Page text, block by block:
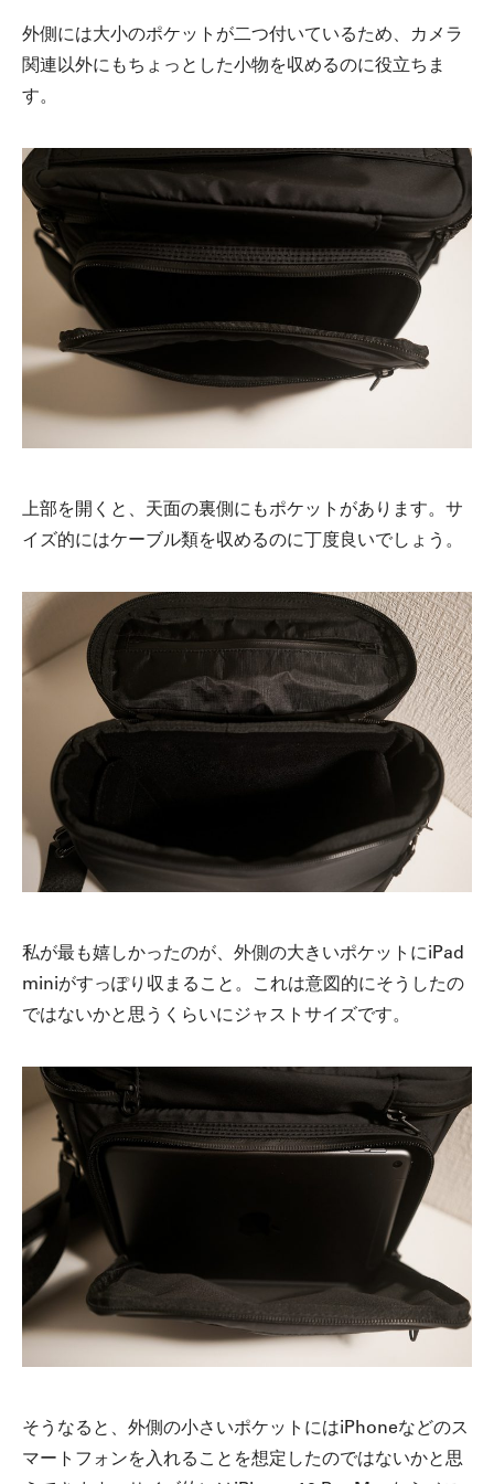
外側には大小のポケットが二つ付いているため、カメラ
関連以外にもちょっとした小物を収めるのに役立ちま
す。
上部を開くと、天面の裏側にもポケットがあります。サ
イズ的にはケーブル類を収めるのに丁度良いでしょう。
私が最も嬉しかったのが、外側の大きいポケットにiPad
miniがすっぽり収まること。これは意図的にそうしたの
ではないかと思うくらいにジャストサイズです。
そうなると、外側の小さいポケットにはiPhoneなどのス
マートフォンを入れることを想定したのではないかと思